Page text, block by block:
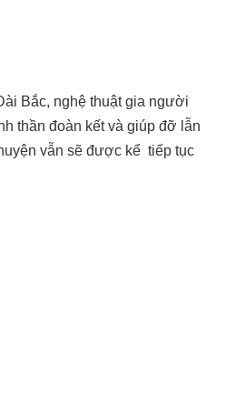
Bắc, nghệ thuật gia người
thần đoàn kết và giúp đỡ lẫn
vẫn sẽ được kể tiếp tục